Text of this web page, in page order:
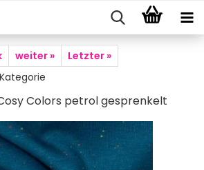
weiter »
Letzter »
Colors petrol gesprenkelt